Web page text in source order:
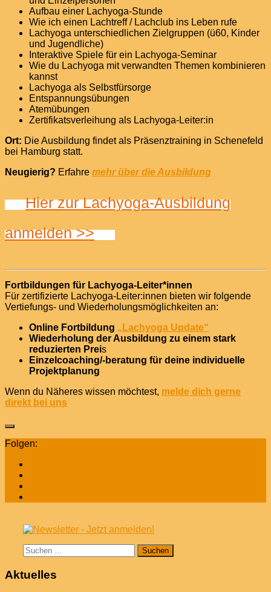
Aufbau einer Lachyoga-Stunde
Wie ich einen Lachtreff / Lachclub ins Leben rufe
Lachyoga unterschiedlichen Zielgruppen (ü60, Kinder
und Jugendliche)
Interaktive Spiele für ein Lachyoga-Seminar
Wie du Lachyoga mit verwandten Themen kombinieren
kannst
Lachyoga als Selbstfürsorge
Entspannungsübungen
Atemübungen
Zertifikatsverleihung als Lachyoga-Leiter:in
Ort: Die Ausbildung findet als Präsenztraining in Schenefeld
bei Hamburg statt.
Neugierig? Erfahre mehr über die Ausbildung
Hier zur Lachyoga-Ausbildung
anmelden >>
Fortbildungen für Lachyoga-Leiter*innen
Für zertifizierte Lachyoga-Leiter:innen bieten wir folgende
Vertiefungs- und Wiederholungsmöglichkeiten an:
Online Fortbildung „Lachyoga Update“
Wiederholung der Ausbildung zu einem stark
reduzierten Preis
Einzelcoaching/-beratung für deine individuelle
Projektplanung
Wenn du Näheres wissen möchtest, melde dich gerne
direkt bei uns
Folgen:
Suchen
nach:
Aktuelles